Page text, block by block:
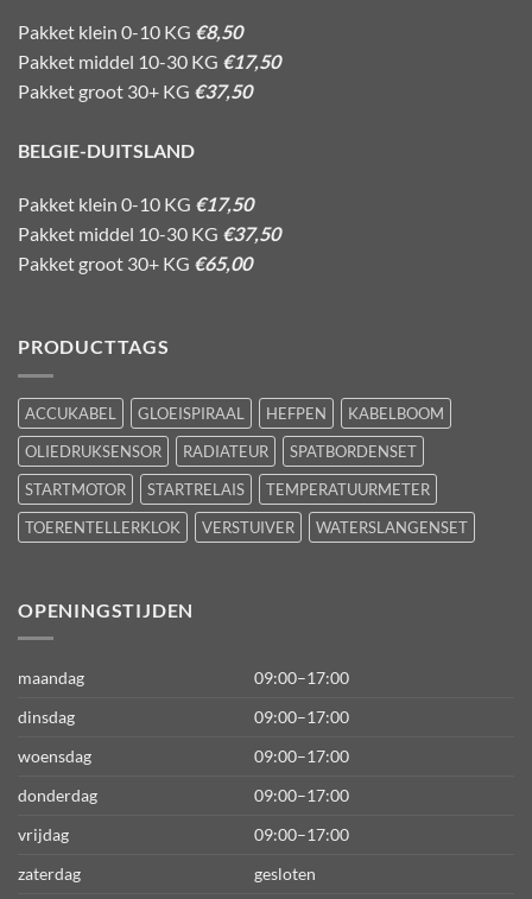
Pakket klein 0-10 KG €8,50
Pakket middel 10-30 KG €17,50
Pakket groot 30+ KG €37,50
BELGIE-DUITSLAND
Pakket klein 0-10 KG €17,50
Pakket middel 10-30 KG €37,50
Pakket groot 30+ KG €65,00
PRODUCTTAGS
ACCUKABEL GLOEISPIRAAL HEFPEN
KABELBOOM
OLIEDRUKSENSOR
RADIATEUR
SPATBORDENSET
STARTMOTOR
STARTRELAIS
TEMPERATUURMETER
TOERENTELLERKLOK
VERSTUIVER WATERSLANGENSET
OPENINGSTIJDEN
maandag
09:00–17:00
dinsdag
09:00–17:00
woensdag
09:00–17:00
donderdag
09:00–17:00
vrijdag
09:00–17:00
zaterdag
gesloten